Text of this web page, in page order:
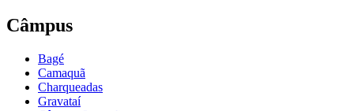
Câmpus
Bagé
Camaquã
Charqueadas
Gravataí